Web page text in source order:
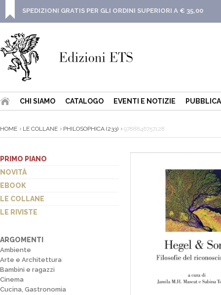
SPEDIZIONI GRATIS PER GLI ORDINI SUPERIORI A € 35,00
CHI SIAMO CATALOGO EVENTI E NOTIZIE
HOME LE COLLANE PHILOSOPHICA (233) 9788846757128
PRIMO PIANO
NOVITÀ
EBOOK
LE COLLANE
LE RIVISTE
ARGOMENTI
Ambiente
Arte e Architettura
Bambini e ragazzi
Cinema
Cucina, Gastronomia